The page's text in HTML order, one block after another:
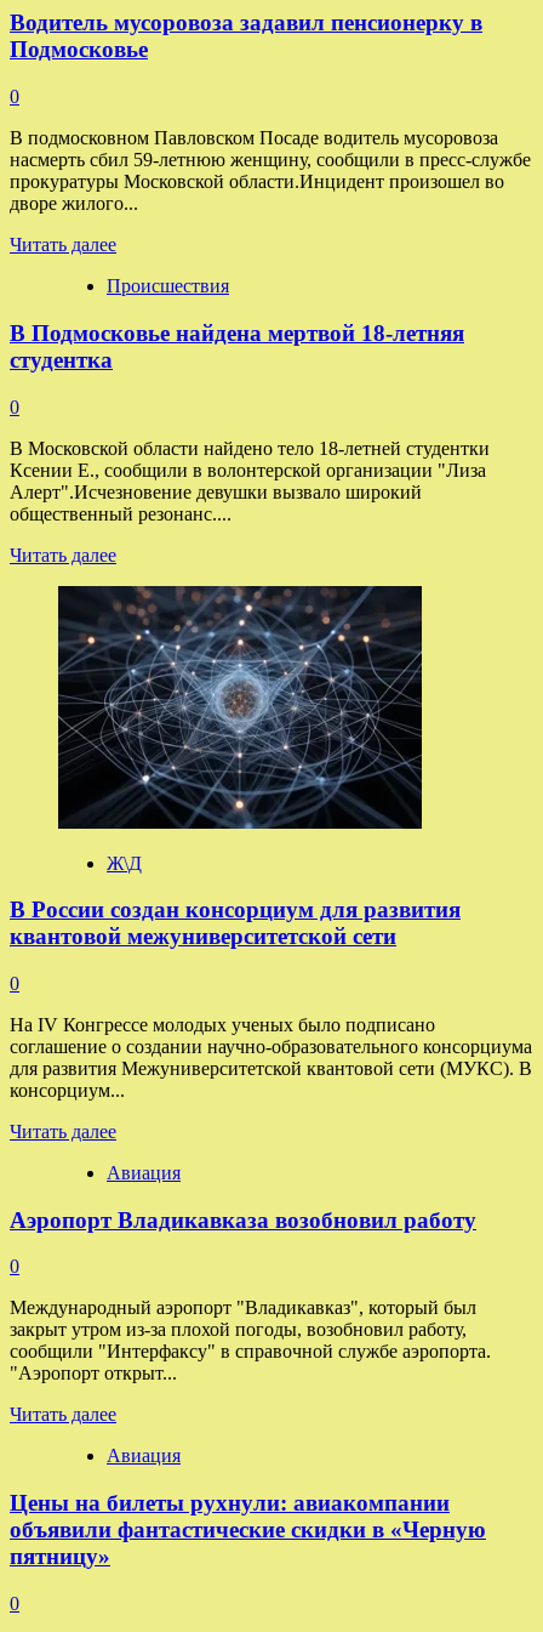
Блиновская
задолжала
ВТБ
рублей
Водитель мусоровоза задавил пенсионерку в
Подмосковье
0
В подмосковном Павловском Посаде водитель мусоровоза
насмерть сбил 59-летнюю женщину, сообщили в пресс-службе
прокуратуры Московской области.Инцидент произошел во
дворе жилого...
Читать далееПрочитать
о
мусоровоза
Происшествия
В Подмосковье найдена мертвой 18-летняя
студентка
0
В Московской области найдено тело 18-летней студентки
Ксении Е., сообщили в волонтерской организации "Лиза
Алерт".Исчезновение девушки вызвало широкий
общественный резонанс....
Читать далееПрочитать
о
В
Подмосковье
найдена
мертвой
18-
летняя
студентка
Ж\Д
В России создан консорциум для развития
квантовой межуниверситетской сети
0
На IV Конгрессе молодых ученых было подписано
соглашение о создании научно-образовательного консорциума
для развития Межуниверситетской квантовой сети (МУКС). В
консорциум...
Читать далееПрочитать
о
создан
квантовой
межуниверситетской
сети
Авиация
Аэропорт Владикавказа возобновил работу
0
Международный аэропорт "Владикавказ", который был
закрыт утром из-за плохой погоды, возобновил работу,
сообщили "Интерфаксу" в справочной службе аэропорта.
"Аэропорт открыт...
Читать далееПрочитать
о
Владикавказа
возобновил
работу
Авиация
Цены на билеты рухнули: авиакомпании
объявили фантастические скидки в «Черную
пятницу»
0